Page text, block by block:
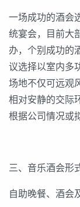
一场成功的酒会
统宴会，目前大
办，个别成功的
议选择以室内多
场地不仅可远观
相对安静的交际
根据公司情况或
三、音乐酒会形
自助晚餐、酒会